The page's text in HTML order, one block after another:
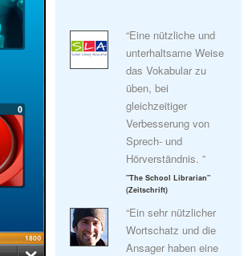
“Eine nützliche und
unterhaltsame Weise
das Vokabular zu
üben, bei
gleichzeitiger
Verbesserung von
Sprech- und
Hörverständnis. ”
"The School Librarian"
(Zeitschrift)
“Ein sehr nützlicher
Wortschatz und die
Ansager haben eine